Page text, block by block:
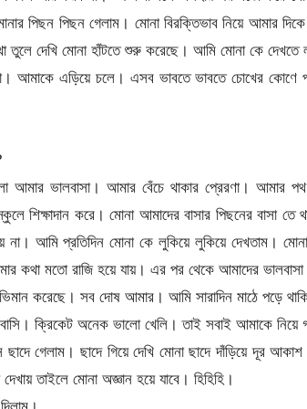
পিছন পিছন গেলাম। মোনা বিরক্তিভাব নিয়ে আমার
তুলে দেখি মোনা হাঁটতে শুরু করেছে। আমি মোনা কে
এড়িয়ে চলে। এসব ভাবতে ভাবতে চোখের কোণে
ভালবাসা। আমার বেঁচে থাকার প্রেরণা। আমার পথ
শিক্ষাদান করে। মোনা আমাদের বাসার পিছনের
আমি প্রতিদিন মোনা কে লুকিয়ে লুকিয়ে দেখতাম।
কথা মতো রাজি হয়ে যায়। এর পর থেকে আমাদের
করেছে। সব দোষ আমার। আমি সারাদিন মাঠে পড়ে
ক্রিকেট অনেক ভালো খেলি। তাই সবাই আমাকে নিয়ে
গেলাম। ছাদে গিয়ে দেখি মোনা ছাদে দাঁড়িয়ে দূর
তাইলে মোনা অজ্ঞান হয়ে যাবে। হিহিহি।